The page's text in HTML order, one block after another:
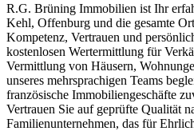
R.G. Brüning Immobilien ist Ihr
Kehl, Offenburg und die gesamte
Kompetenz, Vertrauen und
kostenlosen Wertermittlung für
Vermittlung von Häusern,
unseres mehrsprachigen Teams
französische Immobiliengeschäfte
Vertrauen Sie auf geprüfte Qualität
Familienunternehmen, das für